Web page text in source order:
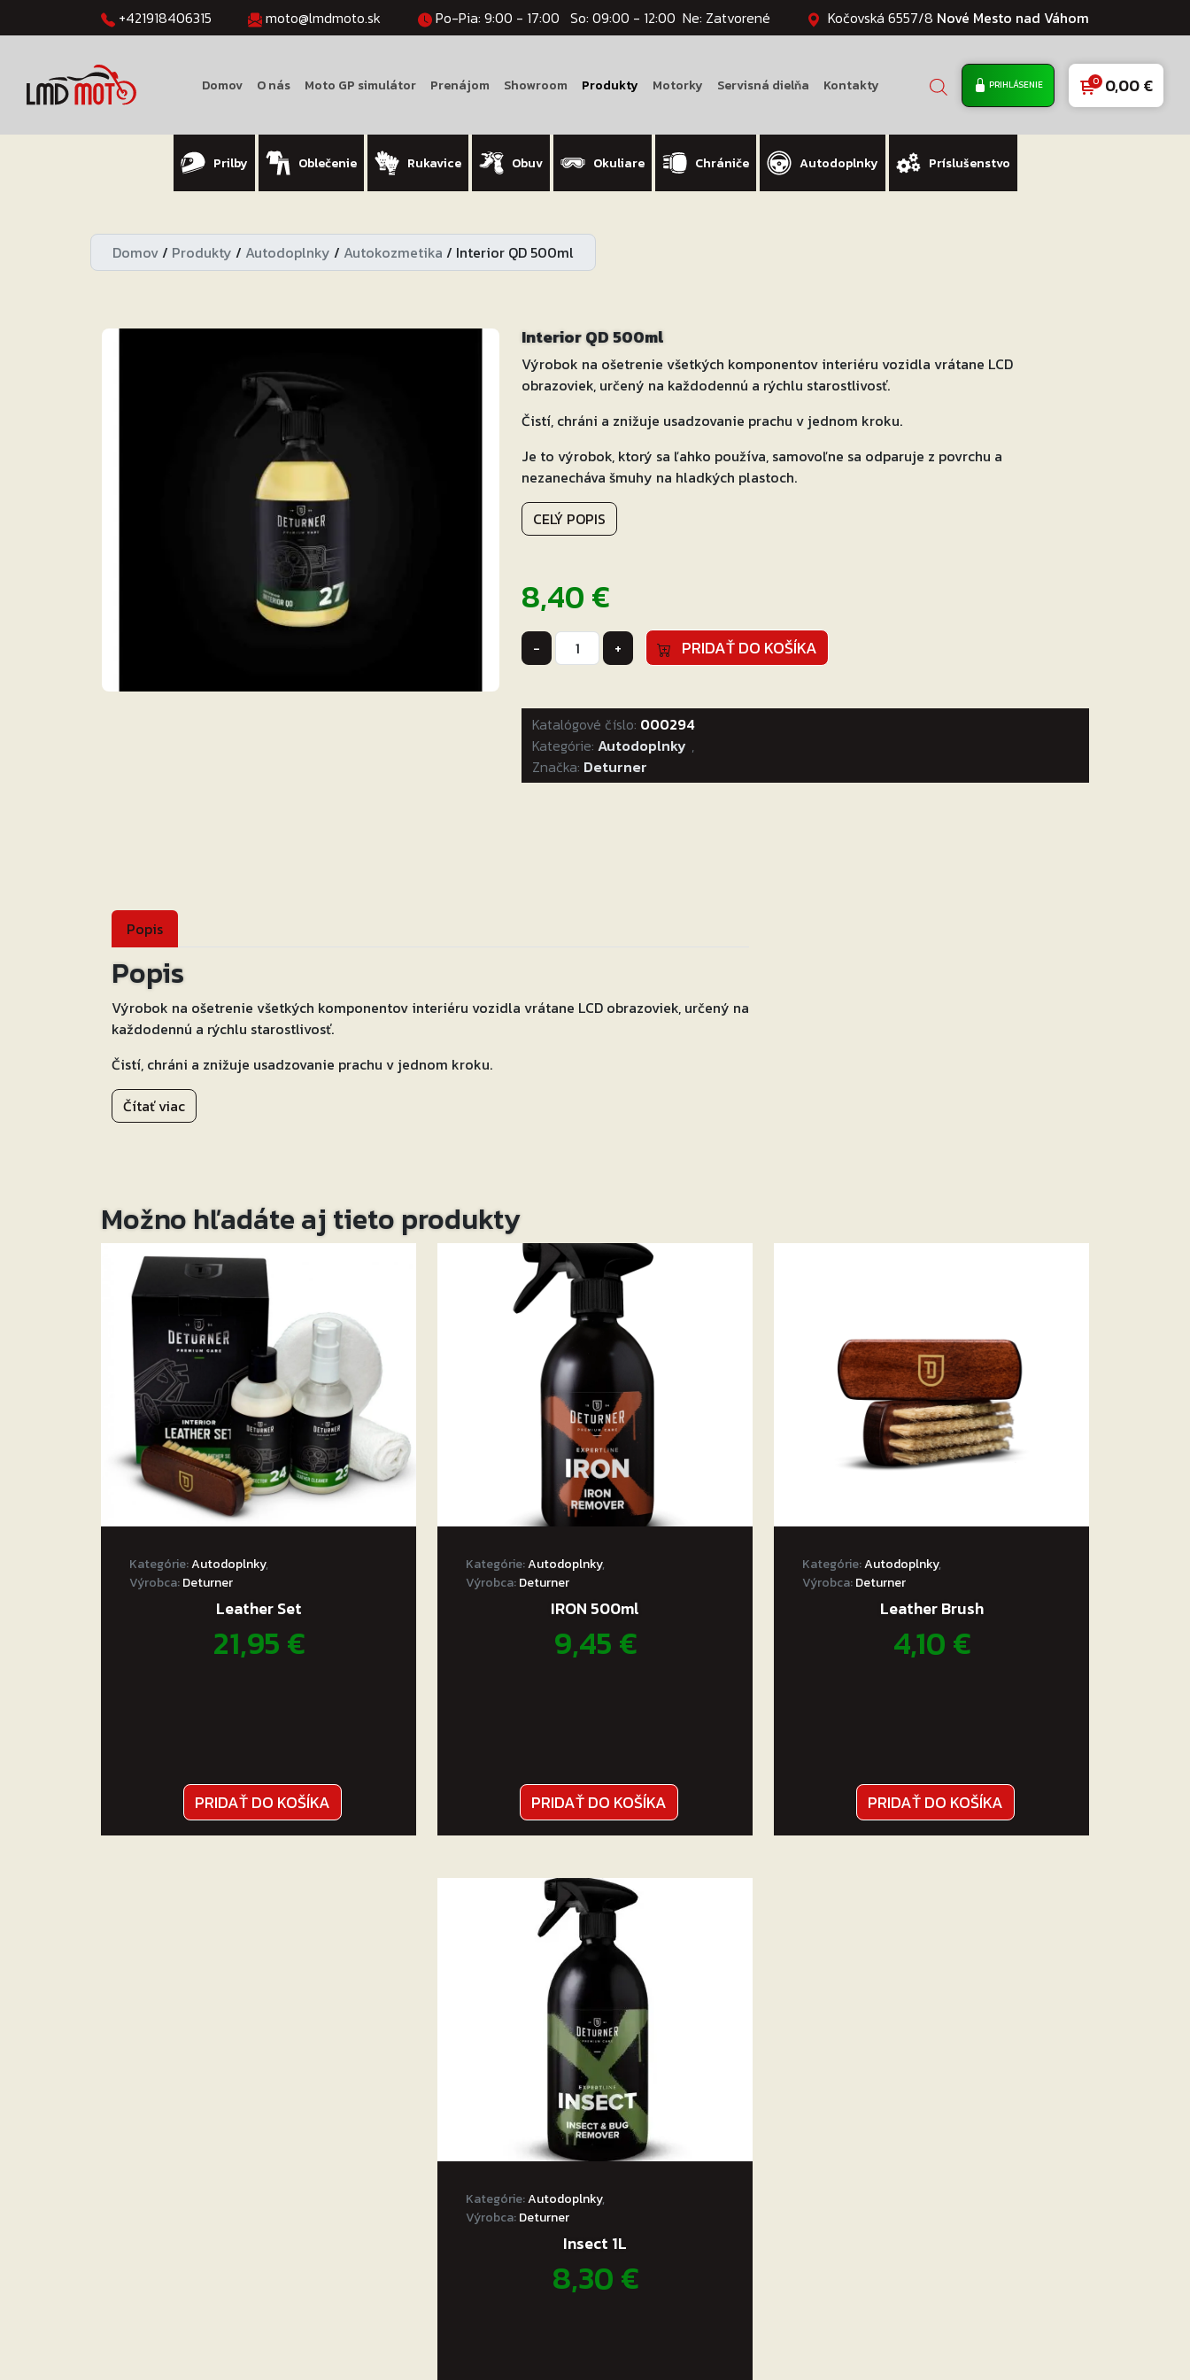
+421918406315 moto@lmdmoto.sk Po-Pia: 9:00 - 17:00 So: 09:00 - 12:00 Ne: Zatvorené Kočovská 6557/8 Nové Mesto nad Váhom
Domov O nás Moto GP simulátor Prenájom Showroom Produkty Motorky Servisná dielňa Kontakty PRIHLÁSENIE 0,00€
Prilby Oblečenie Rukavice Obuv Okuliare Chrániče Autodoplnky Príslušenstvo
Domov/ Produkty / Autodoplnky / Autokozmetika / Interior QD 500ml
Interior QD 500ml
Výrobok na ošetrenie všetkých komponentov interiéru vozidla vrátane LCD
obrazoviek, určený na každodennú a rýchlu starostlivosť.
Čistí, chráni a znižuje usadzovanie prachu v jednom kroku.
Je to výrobok, ktorý sa ľahko používa, samovoľne sa odparuje z povrchu a
nezanecháva šmuhy na hladkých plastoch.
CELÝ POPIS
8,40€
-
množstvo
Interior
500ml
+ PRIDAŤ DO KOŠÍKA
Katalógové číslo: 000294
Kategórie: Autodoplnky ,
Značka: Deturner
Popis
Popis
Výrobok na ošetrenie všetkých komponentov interiéru vozidla vrátane LCD obrazoviek, určený na
každodennú a rýchlu starostlivosť.
Čistí, chráni a znižuje usadzovanie prachu v jednom kroku.
Je to výrobok, ktorý sa ľahko používa, samovoľne sa odparuje z povrchu a nezanecháva šmuhy na
hladkých plastoch.
Navlhčite mikrovlákno prípravkom a niekoľkokrát utrite príslušný povrch.
Nechajte zaschnúť alebo utrite suchým mikrovláknom.
Na odstránenie väčších nečistôt použite prípravok, ako je Ready Interior Cleaner.
Možno použiť na: vinyl, plast, guma, hliník, chróm, dotykové displeje, lakované povrchy vrátane
čierneho klavíra.
Čítať viac
Možno hľadáte aj tieto produkty
Kategórie:Autodoplnky,
Výrobca:Deturner
Leather Set
21,95€
PRIDAŤ DO KOŠÍKA
Kategórie:Autodoplnky,
Výrobca:Deturner
IRON 500ml
9,45€
PRIDAŤ DO KOŠÍKA
Kategórie:Autodoplnky,
Výrobca:Deturner
Leather Brush
4,10€
PRIDAŤ DO KOŠÍKA
Kategórie:Autodoplnky,
Výrobca:Deturner
Insect 1L
8,30€